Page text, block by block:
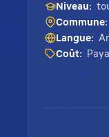
Niveau:
Commune:
Langue:
Coût: